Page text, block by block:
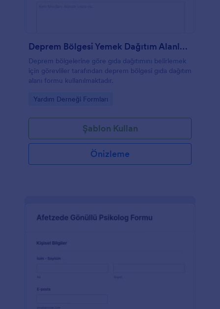
Deprem Bölgesi Yemek Dağıtım Alanları Bilgi Formu
Deprem bölgelerine göre gıda dağıtımını belirlemek
için görevliler tarafından deprem bölgesi gıda dağıtım
alanı formu kullanılmaktadır.
Go to Category:
Yardım Derneği Formları
Şablon Kullan
Önizleme